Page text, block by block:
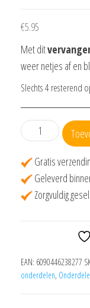
€5.95
Met dit
weer netjes af en
Slechts 4 resterend
Batterijklepje
voor
Nintendo
Game
Boy
aantal
Gratis
Geleverd
Zorgvuldig
EAN: 6090446238277
onderdelen,